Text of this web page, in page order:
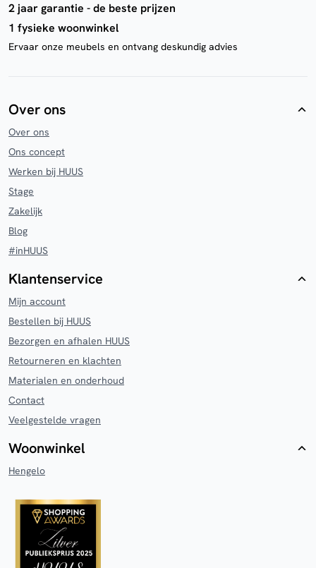
2 jaar garantie - de beste prijzen
1 fysieke woonwinkel
Ervaar onze meubels en ontvang deskundig advies
Over ons
Over ons
Ons concept
Werken bij HUUS
Stage
Zakelijk
Blog
#inHUUS
Klantenservice
Mijn account
Bestellen bij HUUS
Bezorgen en afhalen HUUS
Retourneren en klachten
Materialen en onderhoud
Contact
Veelgestelde vragen
Woonwinkel
Hengelo